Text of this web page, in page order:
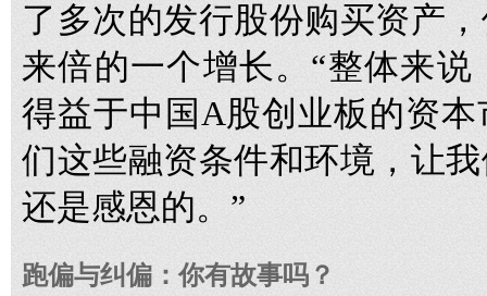
了多次的发行股份购买资产
来倍的一个增长。“整体来
得益于中国A股创业板的资
们这些融资条件和环境，让
还是感恩的。”
跑偏与纠偏：你有故事吗？